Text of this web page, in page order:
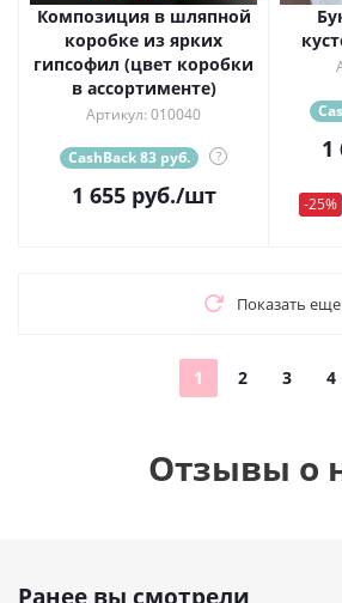
Композиция в шляпной
коробке из ярких
гипсофил (цвет коробки
в ассортименте)
Артикул: 010040
CashBack 83 руб. ?
1 655руб./шт
1
-25%
Показать еще
1 2 3 4
Отзывы о